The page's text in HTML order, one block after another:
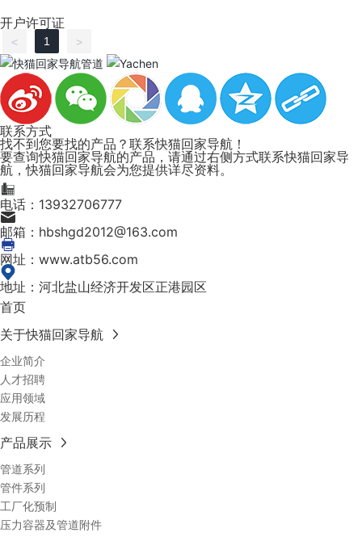
开户许可证
< 1 >
联系方式
找不到您要找的产品？联系快猫回家导航！
要查询快猫回家导航的产品，请通过右侧方式联系快猫回家导
航，快猫回家导航会为您提供详尽资料。
电话：13932706777
邮箱：hbshgd2012@163.com
网址：www.atb56.com
地址：河北盐山经济开发区正港园区
首页
关于快猫回家导航
企业简介
人才招聘
应用领域
发展历程
产品展示
管道系列
管件系列
工厂化预制
压力容器及管道附件